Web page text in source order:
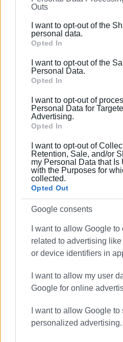
further disclose it to other third
Please note that this
Google services and may
behaviour. You may click to
Google and its third-party
section.
Outs
I want to opt-out of the
personal data.
Opted In
I want to opt-out of the
Personal Data.
Opted In
I want to opt-out of
Personal Data for
Advertising.
Opted In
I want to opt-out of
Retention, Sale, and/or
my Personal Data that Is
with the Purposes for
collected.
Opted Out
Google consents
I want to allow Google
related to advertising
or device identifiers in
I want to allow my user
Google for online
I want to allow Google to
personalized advertising.
Αστυνομία στο «100».
Εμφανίσεις: 2349
Εργάζεται στις
1990 σε θέσεις υψηλής
δημόσιες σχέσεις, το
καλλιτεχνικό ρεπορτάζ.
Ακολουθήστε το
Συνδρομητές